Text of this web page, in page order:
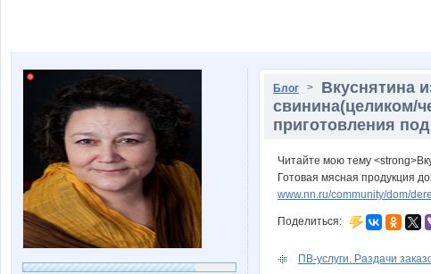
Блог > Вкуснятина
свинина(целиком/
приготовления
Читайте мою тему
Готовая мясная продукция
www.nn.ru/community/dom/
Поделиться:
ПВ-услуги. Раздачи